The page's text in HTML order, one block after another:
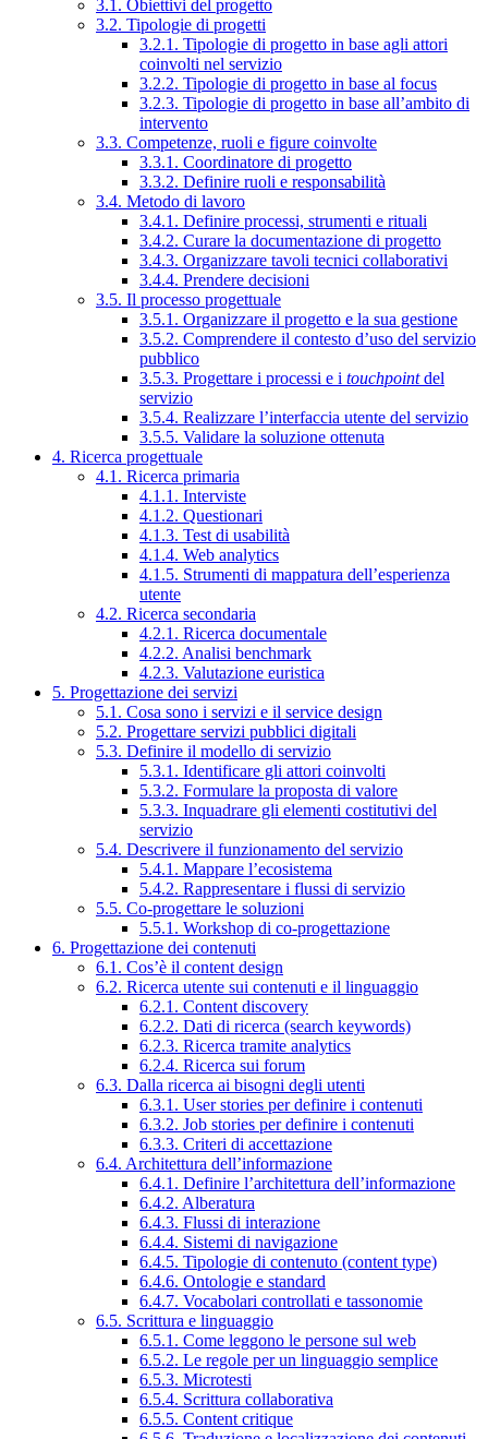
3.1. Obiettivi del progetto
3.2. Tipologie di progetti
3.2.1. Tipologie di progetto in base agli attori
coinvolti nel servizio
3.2.2. Tipologie di progetto in base al focus
3.2.3. Tipologie di progetto in base all’ambito di
intervento
3.3. Competenze, ruoli e figure coinvolte
3.3.1. Coordinatore di progetto
3.3.2. Definire ruoli e responsabilità
3.4. Metodo di lavoro
3.4.1. Definire processi, strumenti e rituali
3.4.2. Curare la documentazione di progetto
3.4.3. Organizzare tavoli tecnici collaborativi
3.4.4. Prendere decisioni
3.5. Il processo progettuale
3.5.1. Organizzare il progetto e la sua gestione
3.5.2. Comprendere il contesto d’uso del servizio
pubblico
3.5.3. Progettare i processi e i touchpointdel
servizio
3.5.4. Realizzare l’interfaccia utente del servizio
3.5.5. Validare la soluzione ottenuta
4. Ricerca progettuale
4.1. Ricerca primaria
4.1.1. Interviste
4.1.2. Questionari
4.1.3. Test di usabilità
4.1.4. Web analytics
4.1.5. Strumenti di mappatura dell’esperienza
utente
4.2. Ricerca secondaria
4.2.1. Ricerca documentale
4.2.2. Analisi benchmark
4.2.3. Valutazione euristica
5. Progettazione dei servizi
5.1. Cosa sono i servizi e il service design
5.2. Progettare servizi pubblici digitali
5.3. Definire il modello di servizio
5.3.1. Identificare gli attori coinvolti
5.3.2. Formulare la proposta di valore
5.3.3. Inquadrare gli elementi costitutivi del
servizio
5.4. Descrivere il funzionamento del servizio
5.4.1. Mappare l’ecosistema
5.4.2. Rappresentare i flussi di servizio
5.5. Co-progettare le soluzioni
5.5.1. Workshop di co-progettazione
6. Progettazione dei contenuti
6.1. Cos’è il content design
6.2. Ricerca utente sui contenuti e il linguaggio
6.2.1. Content discovery
6.2.2. Dati di ricerca (search keywords)
6.2.3. Ricerca tramite analytics
6.2.4. Ricerca sui forum
6.3. Dalla ricerca ai bisogni degli utenti
6.3.1. User stories per definire i contenuti
6.3.2. Job stories per definire i contenuti
6.3.3. Criteri di accettazione
6.4. Architettura dell’informazione
6.4.1. Definire l’architettura dell’informazione
6.4.2. Alberatura
6.4.3. Flussi di interazione
6.4.4. Sistemi di navigazione
6.4.5. Tipologie di contenuto (content type)
6.4.6. Ontologie e standard
6.4.7. Vocabolari controllati e tassonomie
6.5. Scrittura e linguaggio
6.5.1. Come leggono le persone sul web
6.5.2. Le regole per un linguaggio semplice
6.5.3. Microtesti
6.5.4. Scrittura collaborativa
6.5.5. Content critique